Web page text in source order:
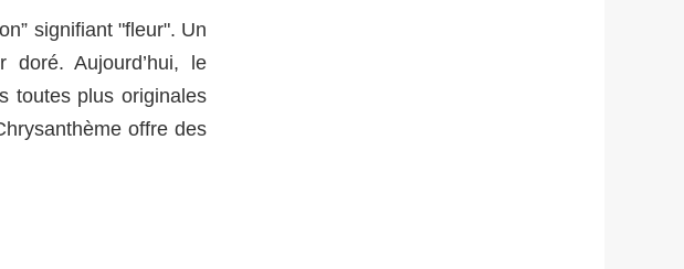
signifiant "fleur". Un
Aujourd’hui, le
toutes plus originales
offre des